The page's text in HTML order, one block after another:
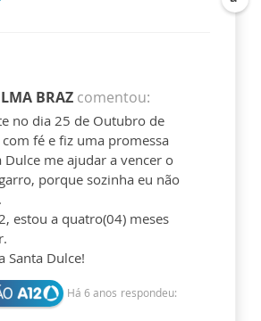
BRAZ comentou:
no dia 25 de Outubro de
fé e fiz uma promessa
Dulce me ajudar a vencer o
porque sozinha eu não
estou a quatro(04) meses
Santa Dulce!
Há 6 anos respondeu: